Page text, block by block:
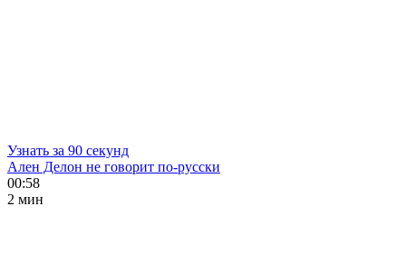
Узнать за 90 секунд
Ален Делон не говорит по-русски
00:58
2 мин